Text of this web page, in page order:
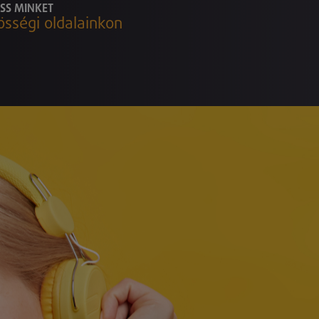
MINKET
oldalainkon